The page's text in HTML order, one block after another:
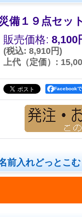
災備１９点セット
販売価格: 8,100
(税込: 8,910円)
上代（定価） :
Facebook
前入れどっとこ